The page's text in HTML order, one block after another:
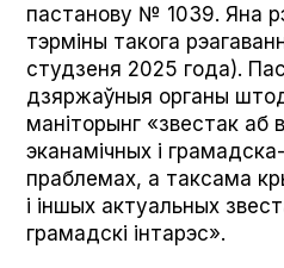
пастанову № 1039. Яна
тэрміны такога
студзеня 2025 года).
дзяржаўныя органы
маніторынг «звестак аб
эканамічных і
праблемах, а таксама
і іншых актуальных
грамадскі інтарэс».